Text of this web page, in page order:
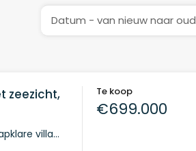
Datum - van nieuw naar oud
zeezicht,
villa…
Te koop
€699.000